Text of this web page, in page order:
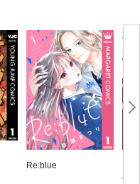
Re:blue
せん